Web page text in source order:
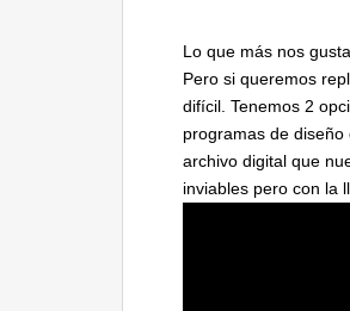
Lo que más nos
Pero si queremos
difícil. Tenemos 2
programas de diseño
archivo digital que
inviables pero con la